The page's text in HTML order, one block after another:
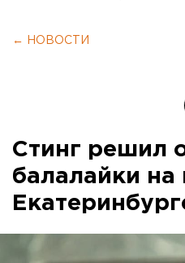
← НОВОСТИ
Стинг решил
балалайки на